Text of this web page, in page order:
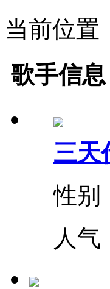
当前位置
歌手信息
三天
性别
人气